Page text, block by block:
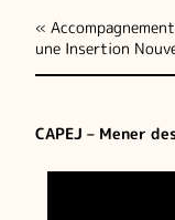
«
une Insertion
CAPEJ – Mener